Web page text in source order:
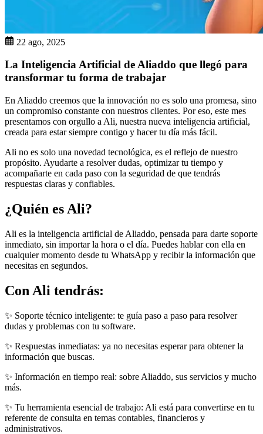
22 ago, 2025
La Inteligencia Artificial de Aliaddo que llegó para
transformar tu forma de trabajar
En Aliaddo creemos que la innovación no es solo una promesa, sino
un compromiso constante con nuestros clientes. Por eso, este mes
presentamos con orgullo a Ali, nuestra nueva inteligencia artificial,
creada para estar siempre contigo y hacer tu día más fácil.
Ali no es solo una novedad tecnológica, es el reflejo de nuestro
propósito. Ayudarte a resolver dudas, optimizar tu tiempo y
acompañarte en cada paso con la seguridad de que tendrás
respuestas claras y confiables.
¿Quién es Ali?
Ali es la inteligencia artificial de Aliaddo, pensada para darte soporte
inmediato, sin importar la hora o el día. Puedes hablar con ella en
cualquier momento desde tu WhatsApp y recibir la información que
necesitas en segundos.
Con Ali tendrás:
✨ Soporte técnico inteligente: te guía paso a paso para resolver
dudas y problemas con tu software.
✨ Respuestas inmediatas: ya no necesitas esperar para obtener la
información que buscas.
✨ Información en tiempo real: sobre Aliaddo, sus servicios y mucho
más.
✨ Tu herramienta esencial de trabajo: Ali está para convertirse en tu
referente de consulta en temas contables, financieros y
administrativos.